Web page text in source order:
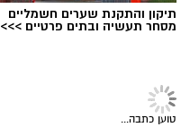
תיקון והתקנת שערים חשמליים
מסחר תעשיה ובתים פרטיים >>>
טוען כתבה...